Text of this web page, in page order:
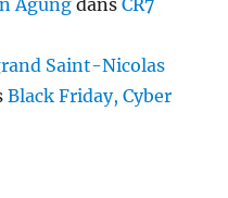
Agung dansCR7
Saint-Nicolas
Black Friday, Cyber